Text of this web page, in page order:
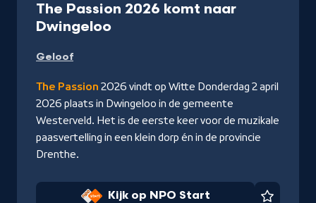
The Passion 2026 komt naar
Dwingeloo-
NPO
Start
Geloof
The Passion 2026 vindt op Witte Donderdag 2 april
2026 plaats in Dwingeloo in de gemeente
Westerveld. Het is de eerste keer voor de muzikale
paasvertelling in een klein dorp én in de provincie
Drenthe.
Kijk op NPO Start